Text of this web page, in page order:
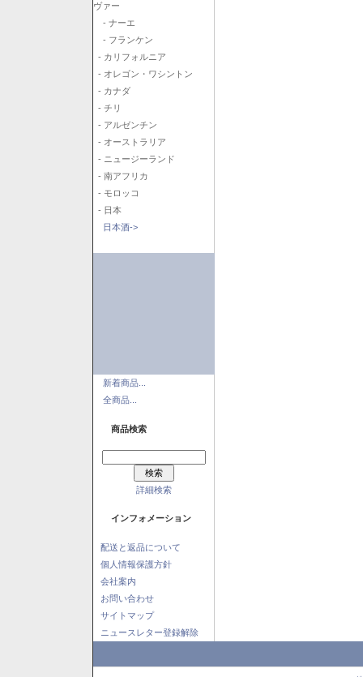
ヴァー
- ナーエ
- フランケン
- カリフォルニア
- オレゴン・ワシントン
- カナダ
- チリ
- アルゼンチン
- オーストラリア
- ニュージーランド
- 南アフリカ
- モロッコ
- 日本
日本酒->
新着商品...
全商品...
商品検索
詳細検索
インフォメーション
配送と返品について
個人情報保護方針
会社案内
お問い合わせ
サイトマップ
ニュースレター登録解除